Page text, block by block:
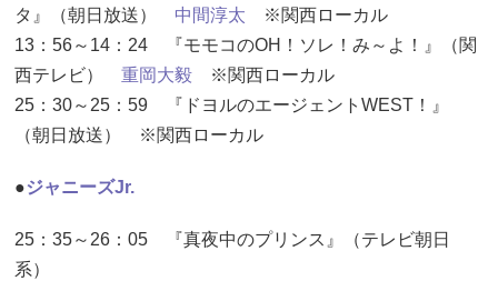
タ』（朝日放送） 中間淳太 ※関西ローカル
13：56～14：24 『モモコのOH！ソレ！み～よ！』（関
西テレビ） 重岡大毅 ※関西ローカル
25：30～25：59 『ドヨルのエージェントWEST！』
（朝日放送） ※関西ローカル
●ジャニーズJr.
25：35～26：05 『真夜中のプリンス』（テレビ朝日
系）